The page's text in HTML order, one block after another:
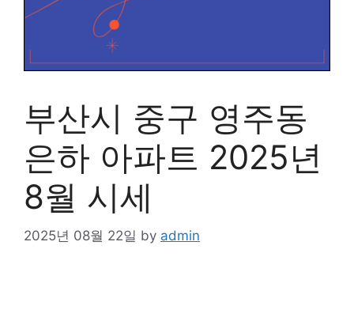
부산시 중구 영주동
은하 아파트 2025년
8월 시세
2025년 08월 22일 by admin